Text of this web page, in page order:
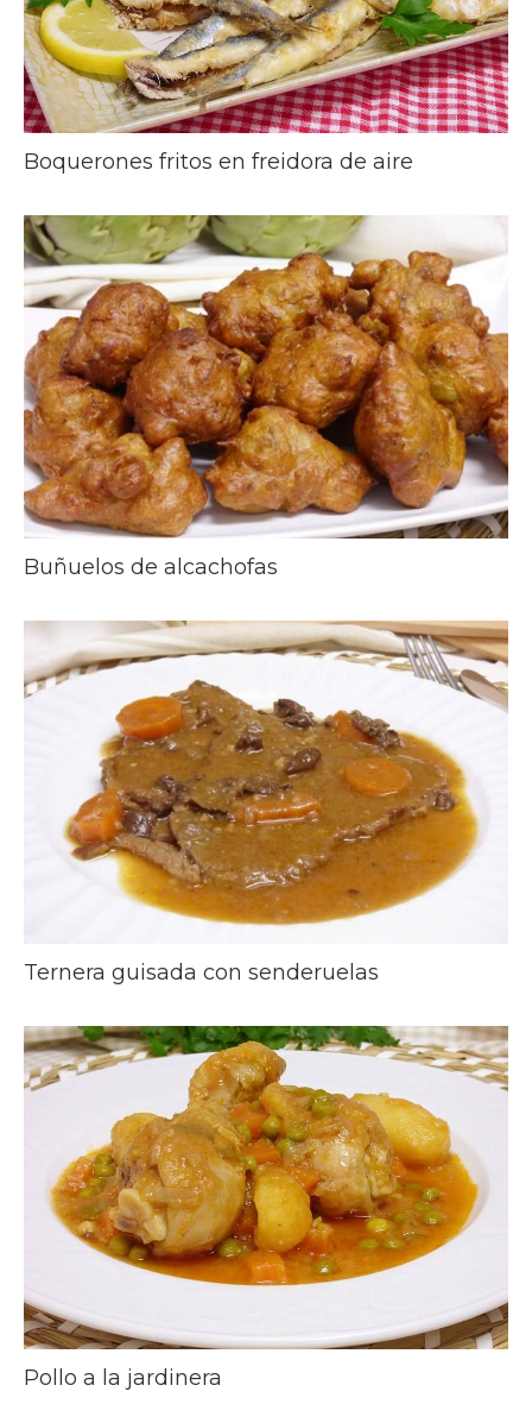
Boquerones fritos en freidora de aire
Buñuelos de alcachofas
Ternera guisada con senderuelas
Pollo a la jardinera